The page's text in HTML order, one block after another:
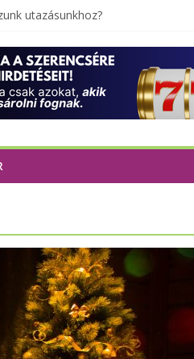
utazásunkhoz?
megtartasz magadnak
Indiából